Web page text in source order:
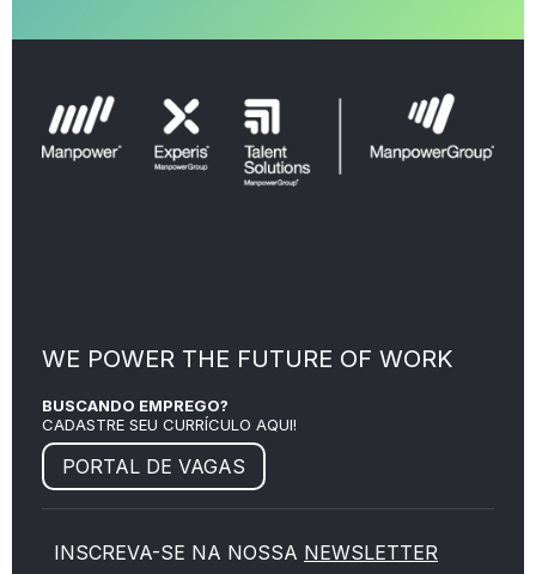
WE POWER THE FUTURE OF WORK
BUSCANDO EMPREGO?
CADASTRE SEU CURRÍCULO AQUI!
PORTAL DE VAGAS
INSCREVA-SE NA NOSSA NEWSLETTER